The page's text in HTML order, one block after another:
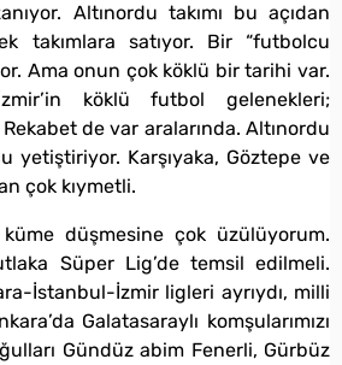
Altınordu takımı bu açıdan
takımlara satıyor. Bir “futbolcu
Ama onun çok köklü bir tarihi var.
köklü futbol gelenekleri;
de var aralarında. Altınordu
yetiştiriyor. Karşıyaka, Göztepe ve
çok kıymetli.
küme düşmesine çok üzülüyorum.
Süper Lig’de temsil edilmeli.
İstanbul-İzmir ligleri ayrıydı, milli
Galatasaraylı komşularımızı
Gündüz abim Fenerli, Gürbüz